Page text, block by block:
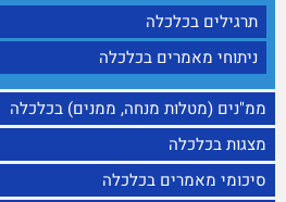
תרגילים בכלכלה
ניתוחי מאמרים בכלכלה
ממ"נים (מטלות מנחה, ממנים) בכלכלה
מצגות בכלכלה
סיכומי מאמרים בכלכלה